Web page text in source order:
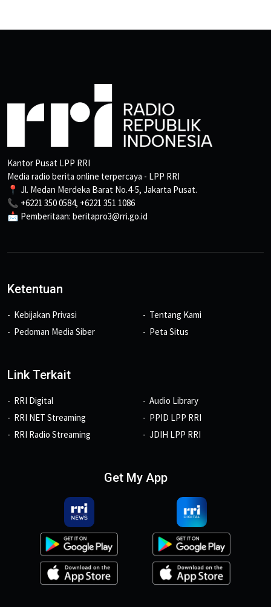
Kantor Pusat LPP RRI
Media radio berita online terpercaya - LPP RRI
📍 Jl. Medan Merdeka Barat No.4-5, Jakarta Pusat.
📞 +6221 350 0584, +6221 351 1086
📩 Pemberitaan: beritapro3@rri.go.id
Ketentuan
Kebijakan Privasi
Pedoman Media Siber
Tentang Kami
Peta Situs
Link Terkait
RRI Digital
RRI NET Streaming
RRI Radio Streaming
Audio Library
PPID LPP RRI
JDIH LPP RRI
Get My App